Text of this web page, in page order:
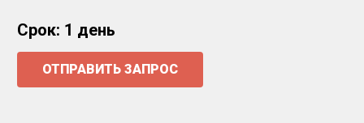
Срок: 1 день
ОТПРАВИТЬ ЗАПРОС